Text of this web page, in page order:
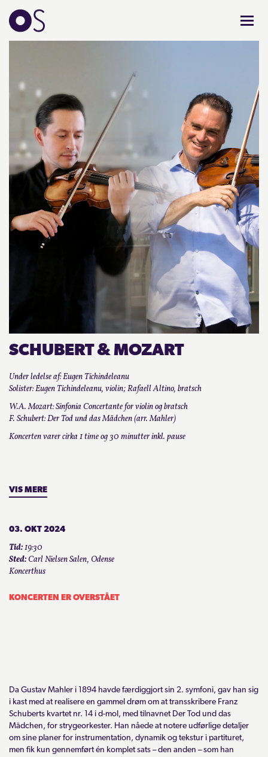
MIXPAKKER
BØRN & UNGE
INFO
OM OS
GAVEKORT
CARL NIELSEN INTERNATIONAL COMPETITION
KONTAKT
SCHUBERT & MOZART
Under ledelse af: Eugen Tichindeleanu
Solister: Eugen Tichindeleanu, violin; Rafaell Altino, bratsch
W.A. Mozart: Sinfonia Concertante for violin og bratsch
F. Schubert: Der Tod und das Mädchen (arr. Mahler)
Koncerten varer cirka 1 time og 30 minutter inkl. pause
VIS MERE
03. OKT 2024
Tid:19:30
Sted:Carl Nielsen Salen, Odense
Koncerthus
KONCERTEN ER OVERSTÅET
Da Gustav Mahler i 1894 havde færdiggjort sin 2. symfoni, gav han sig
i kast med at realisere en gammel drøm om at transskribere Franz
Schuberts kvartet nr. 14 i d-mol, med tilnavnet Der Tod und das
Mädchen, for strygeorkester. Han nåede at notere udførlige detaljer
om sine planer for instrumentation, dynamik og tekstur i partituret,
men fik kun gennemført én komplet sats – den anden – som han